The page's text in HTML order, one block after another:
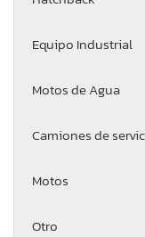
Equipo Industrial
Motos de Agua
Camiones de
Motos
Otro